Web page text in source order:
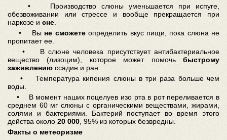
• Производство слюны уменьшается при испуге,
обезвоживании или стрессе и вообще прекращается при
наркозе и сне
• Вы не сможетеопределить вкус пищи, пока слюна не
пропитает ее.
• В слюне человека присутствует антибактериальное
вещество (лизоцим), которое может помочь быстрому
заживлению ссадин и ран.
• Температура кипения слюны в три раза больше чем
воды.
• В момент наших поцелуев изо рта в рот переливается в
среднем 60 мг слюны с органическими веществами, жирами,
солями и бактериями. Бактерий поступает во время этого
действа около 20 000 , 95% из которых безвредны.
Факты о метеоризме